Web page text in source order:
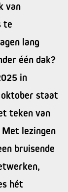
van
te
lang
één dak?
in
staat
teken van
lezingen
bruisende
hét